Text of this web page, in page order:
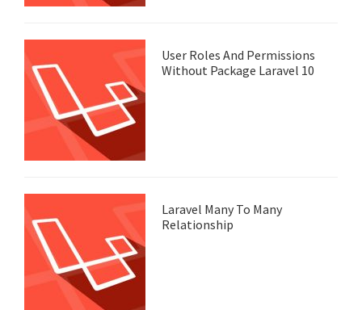
User Roles And Permissions
Without Package Laravel 10
Laravel Many To Many
Relationship